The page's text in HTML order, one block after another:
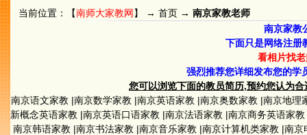
当前位置：【南师大家教网】 → 首页 → 南京家教老师
南京家教
下面只是网络注册
看相片找
强烈推荐您详细发布您的学
您可以浏览下面的教员简历,预约您认为
南京语文家教 |南京数学家教 |南京英语家教 |南京奥数家教 |南京地理
新概念英语家教 |南京英语口语家教 |南京法语家教 |南京商务英语家教
南京韩语家教 |南京书法家教 |南京音乐家教 |南京计算机类家教 |南京